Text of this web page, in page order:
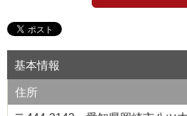
基本情報
住所